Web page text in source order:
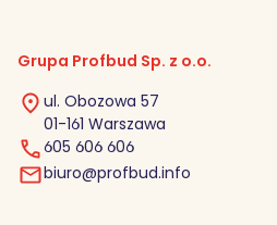
Grupa Profbud Sp. z o.o.
ul. Obozowa 57
01-161 Warszawa
605 606 606
biuro@profbud.info